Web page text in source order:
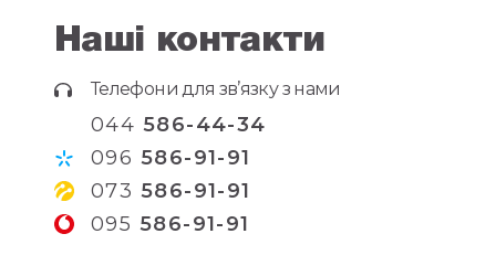
Наші контакти
Телефони для зв’язку з нами
044 586-44-34
096 586-91-91
073 586-91-91
095 586-91-91